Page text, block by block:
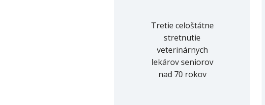
Tretie celoštátne
stretnutie
veterinárnych
lekárov seniorov
nad 70 rokov